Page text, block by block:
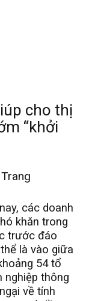
cho thị
“khởi
các doanh
khăn trong
trước đáo
là vào giữa
54 tổ
nghiệp thông
về tính